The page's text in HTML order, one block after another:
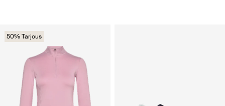
50% Tarjous